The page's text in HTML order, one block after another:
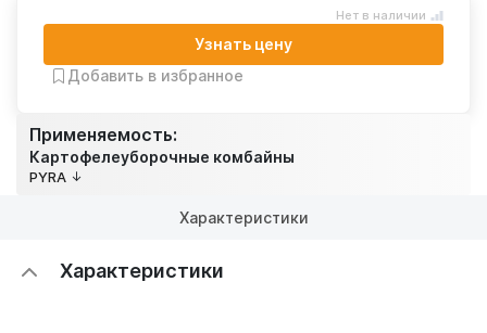
Применяемость:
Картофелеуборочные комбайны
PYRA
Нет в наличии
Узнать цену
Добавить в избранное
Характеристики
Характеристики